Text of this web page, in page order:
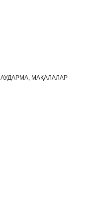
АУДАРМА, МАҚАЛАЛАР